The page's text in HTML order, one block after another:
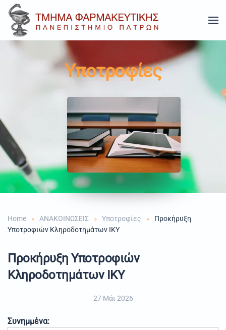
Skip to main content
Υποτροφίες
Home ΑΝΑΚΟΙΝΩΣΕΙΣ Υποτροφίες
Προκήρυξη
Υποτροφιών Κληροδοτημάτων ΙΚΥ
Προκήρυξη Υποτροφιών
Κληροδοτημάτων ΙΚΥ
27 Μάι 2026
Συνημμένα: